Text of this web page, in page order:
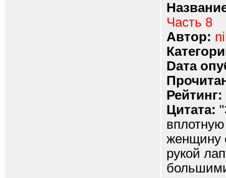
Часть 8
Автор:
Dата
Рейтинг:
Цитата:
женщину
рукой